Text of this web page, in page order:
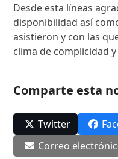
Desde esta líneas
disponibilidad así
asistieron y con las
clima de complicidad
Comparte esta
Twitter
Correo